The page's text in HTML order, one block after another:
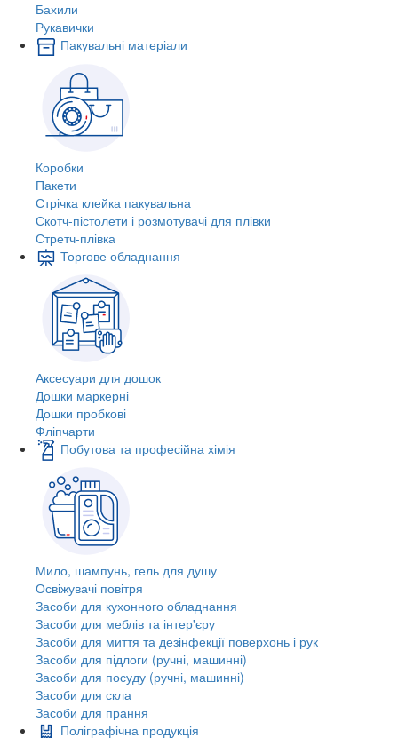
Бахили
Рукавички
Пакувальні матеріали
Коробки
Пакети
Стрічка клейка пакувальна
Скотч-пістолети і розмотувачі для плівки
Стретч-плівка
Торгове обладнання
Аксесуари для дошок
Дошки маркерні
Дошки пробкові
Фліпчарти
Побутова та професійна хімія
Мило, шампунь, гель для душу
Освіжувачі повітря
Засоби для кухонного обладнання
Засоби для меблів та інтер'єру
Засоби для миття та дезінфекції поверхонь і рук
Засоби для підлоги (ручні, машинні)
Засоби для посуду (ручні, машинні)
Засоби для скла
Засоби для прання
Поліграфічна продукція